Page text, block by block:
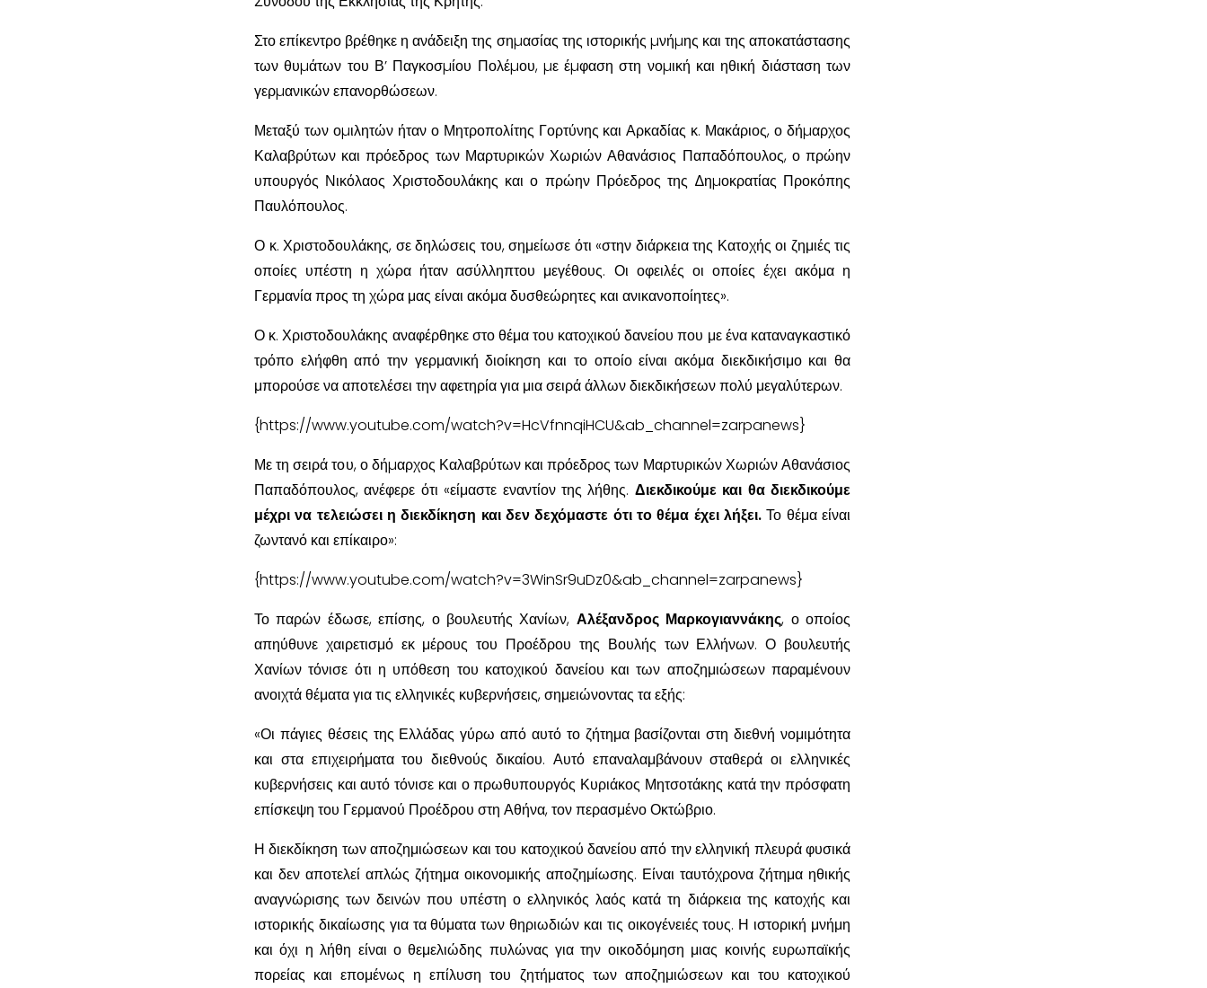
Στο επίκεντρο βρέθηκε η ανάδειξη της σηµασίας της ιστορικής µνήµης και της αποκατάστασης
των θυµάτων του Β’ Παγκοσµίου Πολέµου, µε έµφαση στη νοµική και ηθική διάσταση των
γερµανικών επανορθώσεων.
Μεταξύ των οµιλητών ήταν ο Μητροπολίτης Γορτύνης και Αρκαδίας κ. Μακάριος, ο δήµαρχος
Καλαβρύτων και πρόεδρος των Μαρτυρικών Χωριών Αθανάσιος Παπαδόπουλος, ο πρώην
υπουργός Νικόλαος Χριστοδουλάκης και ο πρώην Πρόεδρος της ∆ηµοκρατίας Προκόπης
Παυλόπουλος.
Ο κ. Χριστοδουλάκης, σε δηλώσεις του, σημείωσε ότι «στην διάρκεια της Κατοχής οι ζημιές τις
οποίες υπέστη η χώρα ήταν ασύλληπτου μεγέθους. Οι οφειλές οι οποίες έχει ακόμα η
Γερμανία προς τη χώρα μας είναι ακόμα δυσθεώρητες και ανικανοποίητες».
Ο κ. Χριστοδουλάκης αναφέρθηκε στο θέμα του κατοχικού δανείου που με ένα καταναγκαστικό
τρόπο ελήφθη από την γερμανική διοίκηση και το οποίο είναι ακόμα διεκδικήσιμο και θα
μπορούσε να αποτελέσει την αφετηρία για μια σειρά άλλων διεκδικήσεων πολύ μεγαλύτερων.
{https://www.youtube.com/watch?v=HcVfnnqiHCU&ab_channel=zarpanews}
Με τη σειρά του, ο δήµαρχος Καλαβρύτων και πρόεδρος των Μαρτυρικών Χωριών Αθανάσιος
Παπαδόπουλος, ανέφερε ότι «είμαστε εναντίον της λήθης. Διεκδικούμε και θα διεκδικούμε
μέχρι να τελειώσει η διεκδίκηση και δεν δεχόμαστε ότι το θέμα έχει λήξει. Το θέμα είναι
ζωντανό και επίκαιρο»:
{https://www.youtube.com/watch?v=3WinSr9uDz0&ab_channel=zarpanews}
Το παρών έδωσε, επίσης, ο βουλευτής Χανίων, Αλέξανδρος Μαρκογιαννάκης, ο οποίος
απηύθυνε χαιρετισμό εκ μέρους του Προέδρου της Βουλής των Ελλήνων. Ο βουλευτής
Χανίων τόνισε ότι η υπόθεση του κατοχικού δανείου και των αποζημιώσεων παραμένουν
ανοιχτά θέματα για τις ελληνικές κυβερνήσεις, σημειώνοντας τα εξής:
«Οι πάγιες θέσεις της Ελλάδας γύρω από αυτό το ζήτημα βασίζονται στη διεθνή νομιμότητα
και στα επιχειρήματα του διεθνούς δικαίου. Αυτό επαναλαμβάνουν σταθερά οι ελληνικές
κυβερνήσεις και αυτό τόνισε και ο πρωθυπουργός Κυριάκος Μητσοτάκης κατά την πρόσφατη
επίσκεψη του Γερμανού Προέδρου στη Αθήνα, τον περασμένο Οκτώβριο.
Η διεκδίκηση των αποζημιώσεων και του κατοχικού δανείου από την ελληνική πλευρά φυσικά
και δεν αποτελεί απλώς ζήτημα οικονομικής αποζημίωσης. Είναι ταυτόχρονα ζήτημα ηθικής
αναγνώρισης των δεινών που υπέστη ο ελληνικός λαός κατά τη διάρκεια της κατοχής και
ιστορικής δικαίωσης για τα θύματα των θηριωδιών και τις οικογένειές τους. Η ιστορική μνήμη
και όχι η λήθη είναι ο θεμελιώδης πυλώνας για την οικοδόμηση μιας κοινής ευρωπαϊκής
πορείας και επομένως η επίλυση του ζητήματος των αποζημιώσεων και του κατοχικού